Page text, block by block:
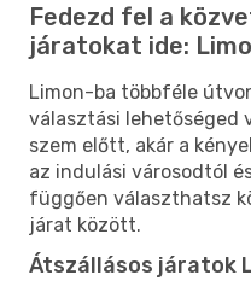
Fedezd fel a
járatokat ide:
Limon-ba többféle
választási lehetőséged
szem előtt, akár a
az indulási városodtól
függően választhatsz
járat között.
Átszállásos járatok